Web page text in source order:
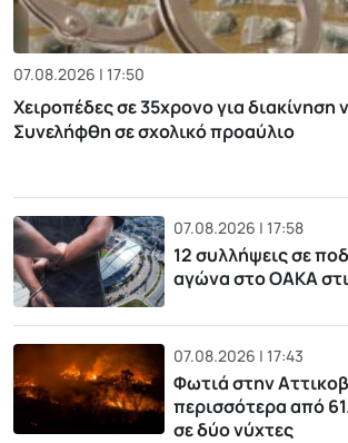
07.08.2026 | 17:50
Χειροπέδες σε 35χρονο για διακίνηση
Συνελήφθη σε σχολικό προαύλιο
07.08.2026 | 17:58
12 συλλήψεις σε
αγώνα στο ΟΑΚΑ
07.08.2026 | 17:43
Φωτιά στην
περισσότερα από
σε δύο νύχτες